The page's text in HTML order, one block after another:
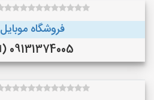
فروشگاه
09131374005 (اصفهان)